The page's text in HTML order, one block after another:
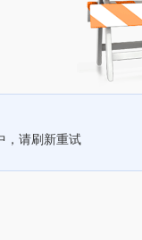
，请刷新重试